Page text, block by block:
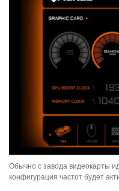
Обычно с завода видеокарты
конфигурация частот будет